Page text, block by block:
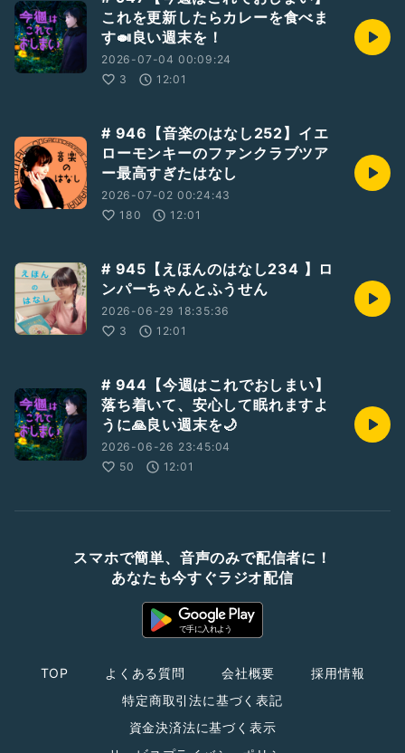
これを更新したらカレーを食べま
す🍛良い週末を！
2026-07-04 00:09:24
3
12:01
# 946【音楽のはなし252】イエ
ローモンキーのファンクラブツア
ー最高すぎたはなし
2026-07-02 00:24:43
180
12:01
# 945【えほんのはなし234 】ロ
ンパーちゃんとふうせん
2026-06-29 18:35:36
3
12:01
# 944【今週はこれでおしまい】
落ち着いて、安心して眠れますよ
うに🙏良い週末を🌙
2026-06-26 23:45:04
50
12:01
スマホで簡単、音声のみで配信者に！
あなたも今すぐラジオ配信
TOP よくある質問 会社概要
採用情報
特定商取引法に基づく表記
資金決済法に基づく表示